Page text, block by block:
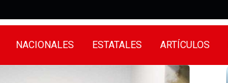
NACIONALES ESTATALES ARTÍCULOS